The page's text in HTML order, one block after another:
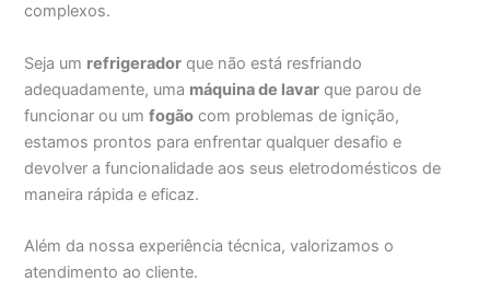
complexos.
Seja um refrigerador que não está resfriando
adequadamente, uma máquina de lavar que parou de
funcionar ou umfogão com problemas de ignição,
estamos prontos para enfrentar qualquer desafio e
devolver a funcionalidade aos seus eletrodomésticos de
maneira rápida e eficaz.
Além da nossa experiência técnica, valorizamos o
atendimento ao cliente.